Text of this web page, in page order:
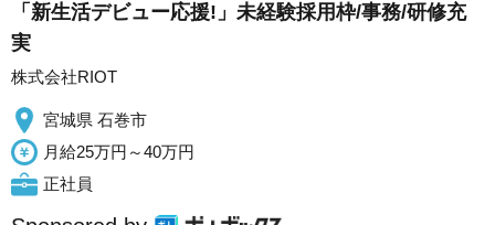
「新生活デビュー応援!」未経験採用枠/事務/研修充
実
株式会社RIOT
宮城県 石巻市
月給25万円～40万円
正社員